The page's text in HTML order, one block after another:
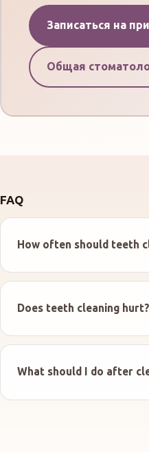
Записаться на
Общая
FAQ
How often should teeth
Does teeth cleaning hurt?
What should I do after